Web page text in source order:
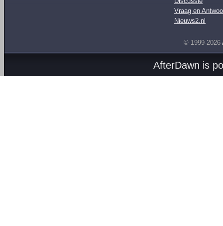
Vraag en
Nieuws2.nl
© 1999-2026
AfterDawn is